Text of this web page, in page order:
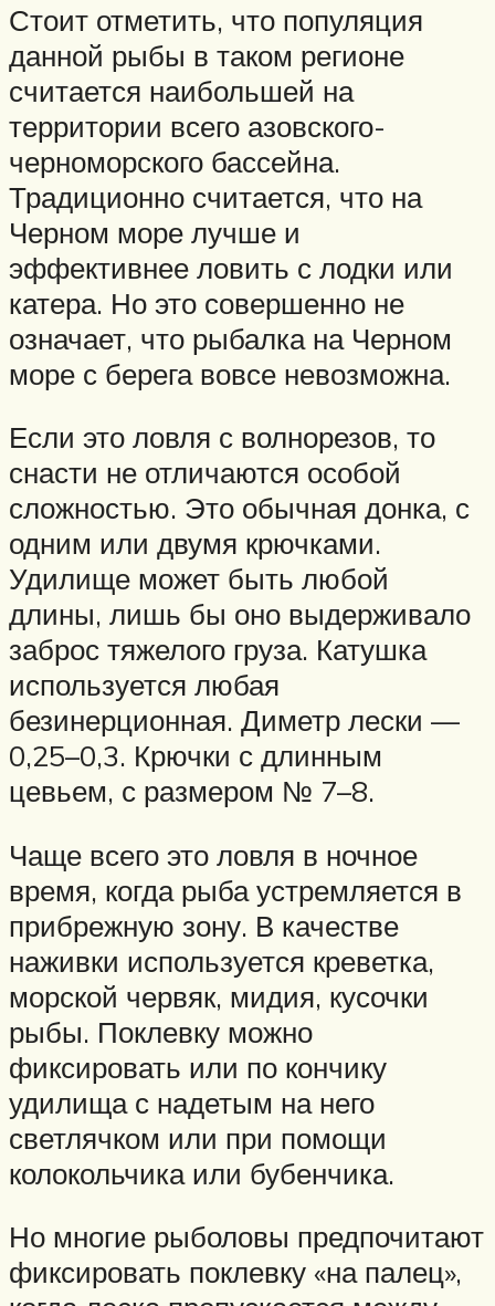
Стоит отметить, что популяция
данной рыбы в таком регионе
считается наибольшей на
территории всего азовского-
черноморского бассейна.
Традиционно считается, что на
Черном море лучше и
эффективнее ловить с лодки или
катера. Но это совершенно не
означает, что рыбалка на Черном
море с берега вовсе невозможна.
Если это ловля с волнорезов, то
снасти не отличаются особой
сложностью. Это обычная донка, с
одним или двумя крючками.
Удилище может быть любой
длины, лишь бы оно выдерживало
заброс тяжелого груза. Катушка
используется любая
безинерционная. Диметр лески —
0,25–0,3. Крючки с длинным
цевьем, с размером № 7–8.
Чаще всего это ловля в ночное
время, когда рыба устремляется в
прибрежную зону. В качестве
наживки используется креветка,
морской червяк, мидия, кусочки
рыбы. Поклевку можно
фиксировать или по кончику
удилища с надетым на него
светлячком или при помощи
колокольчика или бубенчика.
Но многие рыболовы предпочитают
фиксировать поклевку «на палец»,